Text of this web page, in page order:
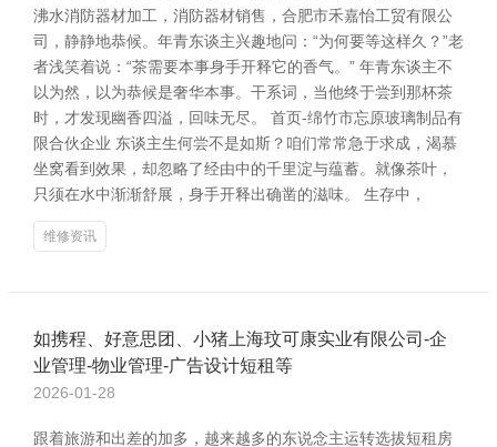
沸水消防器材加工，消防器材销售，合肥市禾嘉怡工贸有限公
司，静静地恭候。年青东谈主兴趣地问：“为何要等这样久？”老
者浅笑着说：“茶需要本事身手开释它的香气。” 年青东谈主不
以为然，以为恭候是奢华本事。干系词，当他终于尝到那杯茶
时，才发现幽香四溢，回味无尽。 首页-绵竹市忘原玻璃制品有
限合伙企业 东谈主生何尝不是如斯？咱们常常急于求成，渴慕
坐窝看到效果，却忽略了经由中的千里淀与蕴蓄。就像茶叶，
只须在水中渐渐舒展，身手开释出确凿的滋味。 生存中，
维修资讯
如携程、好意思团、小猪上海玟可康实业有限公司-企
业管理-物业管理-广告设计短租等
2026-01-28
跟着旅游和出差的加多，越来越多的东说念主运转选拔短租房